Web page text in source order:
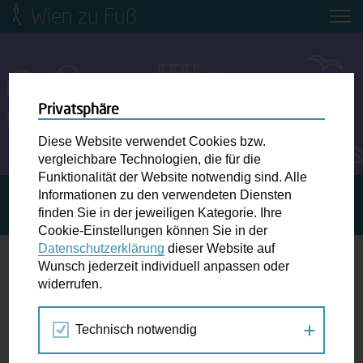
Wien zu Fuß
Mobilitätsbildung für Kinder und
Ringstraße-Neugestaltung
Wiener Fußwegekarte
Newsletter abonnieren
Wunschbox
der Ampel ...
STARTSEITE SPAZIERGANG KALENDER
GEMMA
ZUKUNFT
06.
AUG
2026
Privatsphäre
Diese Website verwendet Cookies bzw.
vergleichbare Technologien, die für die
Funktionalität der Website notwendig sind. Alle
Informationen zu den verwendeten Diensten
finden Sie in der jeweiligen Kategorie. Ihre
Cookie-Einstellungen können Sie in der
Datenschutzerklärung dieser Website auf
Wunsch jederzeit individuell anpassen oder
widerrufen.
Technisch notwendig